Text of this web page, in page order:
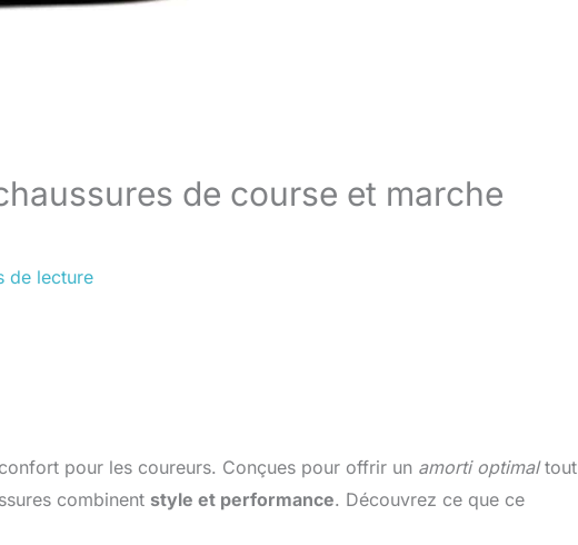
de course et marche
de lecture
pour les coureurs. Conçues pour offrir un amorti optimaltout
combinent style et performance. Découvrez ce que ce